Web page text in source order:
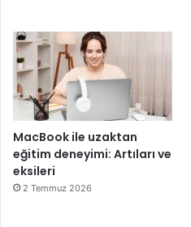
MacBook ile uzaktan
eğitim deneyimi: Artıları ve
eksileri
2 Temmuz 2026